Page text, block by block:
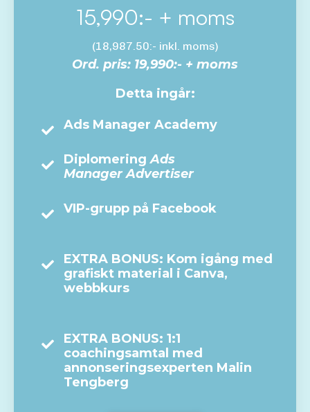
15,990:- + moms
(18,987.50:- inkl. moms)
Ord. pris: 19,990:- + moms
Detta ingår:
Ads Manager Academy
DiplomeringAds
Manager Advertiser
VIP-grupp på Facebook
EXTRA BONUS: Kom igång med
grafiskt material i Canva,
webbkurs
EXTRA BONUS: 1:1
coachingsamtal med
annonseringsexperten Malin
Tengberg